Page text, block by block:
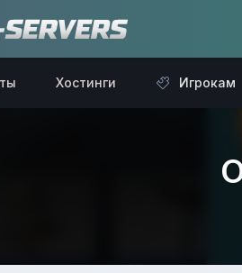
Хостинги Игрокам